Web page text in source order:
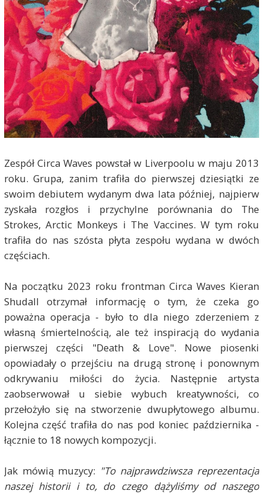
Zespół Circa Waves powstał w Liverpoolu w maju 2013
roku. Grupa, zanim trafiła do pierwszej dziesiątki ze
swoim debiutem wydanym dwa lata później, najpierw
zyskała rozgłos i przychylne porównania do The
Strokes, Arctic Monkeys i The Vaccines. W tym roku
trafiła do nas szósta płyta zespołu wydana w dwóch
częściach.
Na początku 2023 roku frontman Circa Waves Kieran
Shudall otrzymał informację o tym, że czeka go
poważna operacja - było to dla niego zderzeniem z
własną śmiertelnością, ale też inspiracją do wydania
pierwszej części "Death & Love". Nowe piosenki
opowiadały o przejściu na drugą stronę i ponownym
odkrywaniu miłości do życia. Następnie artysta
zaobserwował u siebie wybuch kreatywności, co
przełożyło się na stworzenie dwupłytowego albumu.
Kolejna część trafiła do nas pod koniec października -
łącznie to 18 nowych kompozycji.
Jak mówią muzycy: "To najprawdziwsza reprezentacja
naszej historii i to, do czego dążyliśmy od naszego